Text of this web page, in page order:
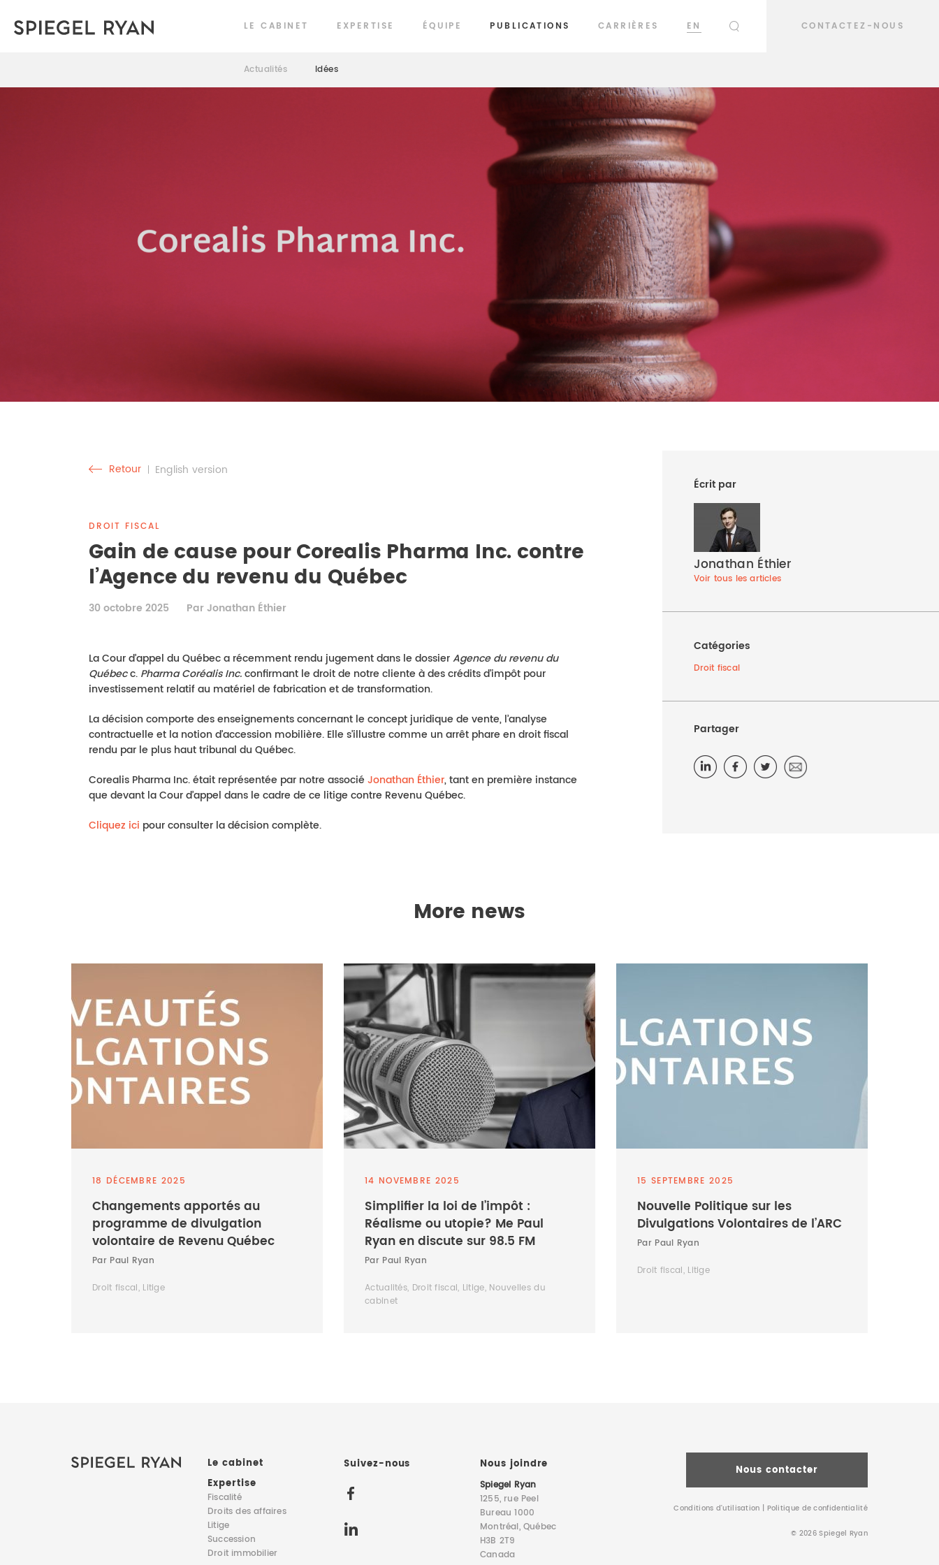
LE CABINET EXPERTISE ÉQUIPE PUBLICATIONS CARRIÈRES
EN
CONTACTEZ-NOUS
Actualités Idées
Écrit par
Jonathan Éthier
Voir tous les articles
Catégories
Droit fiscal
Partager
Retour English version
DROIT FISCAL
Gain de cause pour Corealis Pharma Inc. contre
l’Agence du revenu du Québec
30 octobre 2025 Par Jonathan Éthier
La Cour d’appel du Québec a récemment rendu jugement dans le dossierAgence du revenu du
Québecc. Pharma Coréalis Inc.confirmant le droit de notre cliente à des crédits d’impôt pour
investissement relatif au matériel de fabrication et de transformation.
La décision comporte des enseignements concernant le concept juridique de vente, l’analyse
contractuelle et la notion d’accession mobilière. Elle s’illustre comme un arrêt phare en droit fiscal
rendu par le plus haut tribunal du Québec.
Corealis Pharma Inc. était représentée par notre associé Jonathan Éthier, tant en première instance
que devant la Cour d’appel dans le cadre de ce litige contre Revenu Québec.
Cliquez ici pour consulter la décision complète.
More news
18 DÉCEMBRE 2025
Changements apportés au
programme de divulgation
volontaire de Revenu Québec
Par Paul Ryan
Droit fiscal, Litige
14 NOVEMBRE 2025
Simplifier la loi de l’impôt :
Réalisme ou utopie? Me Paul
Ryan en discute sur 98.5 FM
Par Paul Ryan
Actualités, Droit fiscal, Litige, Nouvelles du
cabinet
15 SEPTEMBRE 2025
Nouvelle Politique sur les
Divulgations Volontaires de l’ARC
Par Paul Ryan
Droit fiscal, Litige
Le cabinet
Expertise
Fiscalité
Droits des affaires
Litige
Succession
Droit immobilier
Suivez-nous Nous joindre
Spiegel Ryan
1255, rue Peel
Bureau 1000
Montréal, Québec
H3B 2T9
Canada
Nous contacter
Conditions d’utilisation Politique de confidentialité
© 2026 Spiegel Ryan